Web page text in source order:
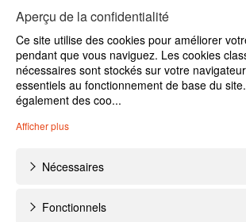
Aperçu de la confidentialité
Ce site utilise des cookies pour améliorer
pendant que vous naviguez. Les cookies
nécessaires sont stockés sur votre
essentiels au fonctionnement de base du
également des coo...
Nécessaires
Fonctionnels